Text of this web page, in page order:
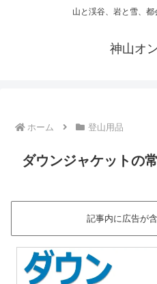
山と渓谷、岩と雪、
神山オ
ホーム 登山用品
ダウンジャケットの
記事内に広告が